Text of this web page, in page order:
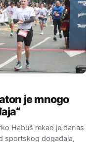
je mnogo
Habuš rekao je danas
sportskog događaja,